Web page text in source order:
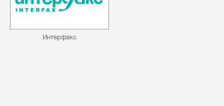
Интерфакс